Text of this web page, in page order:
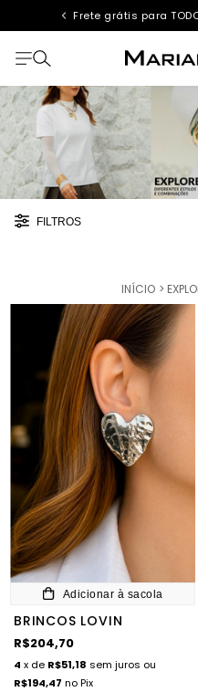
Frete grátis para
FILTROS
INÍCIO >
Adicionar à sacola
BRINCOS LOVIN
R$204,70
4 x de R$51,18 sem juros ou
R$194,47 no Pix